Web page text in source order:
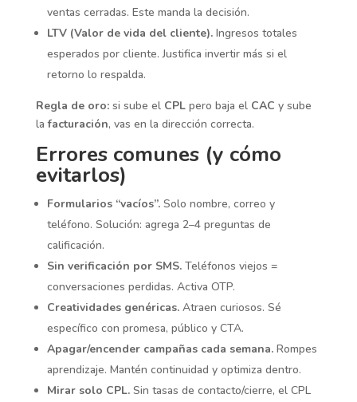
ventas cerradas. Este manda la decisión.
LTV (Valor de vida del cliente).Ingresos totales
esperados por cliente. Justifica invertir más si el
retorno lo respalda.
Regla de oro:si sube el CPLpero baja el CAC y sube
lafacturación, vas en la dirección correcta.
Errores comunes (y cómo
evitarlos)
Formularios “vacíos”.Solo nombre, correo y
teléfono. Solución: agrega 2–4 preguntas de
calificación.
Sin verificación por SMS.Teléfonos viejos =
conversaciones perdidas. Activa OTP.
Creatividades genéricas.Atraen curiosos. Sé
específico con promesa, público y CTA.
Apagar/encender campañas cada semana.Rompes
aprendizaje. Mantén continuidad y optimiza dentro.
Mirar solo CPL.Sin tasas de contacto/cierre, el CPL